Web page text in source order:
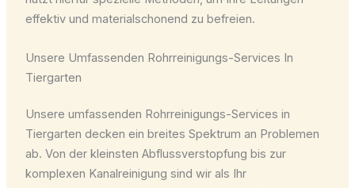
effektiv und materialschonend zu befreien.
Unsere Umfassenden Rohrreinigungs-Services In
Tiergarten
Unsere umfassenden Rohrreinigungs-Services in
Tiergarten decken ein breites Spektrum an Problemen
ab. Von der kleinsten Abflussverstopfung bis zur
komplexen Kanalreinigung sind wir als Ihr